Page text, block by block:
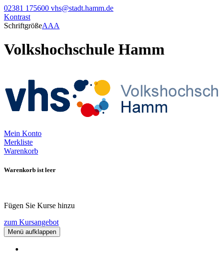
02381 175600 vhs@stadt.hamm.de
Kontrast
SchriftgrößeAAA
Volkshochschule Hamm
Mein Konto
Merkliste
Warenkorb
Warenkorb ist leer
Fügen Sie Kurse hinzu
zum Kursangebot
Menü aufklappen